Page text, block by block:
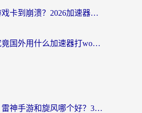
海外玩国服游戏卡到崩溃？2026加速器免费推荐+实用指南（亲测有效）
身在海外，究竟国外用什么加速器打wow好？
海外党必看：雷神手游和旋风哪个好？3分钟选对回国加速器，无缝刷国内剧玩游戏